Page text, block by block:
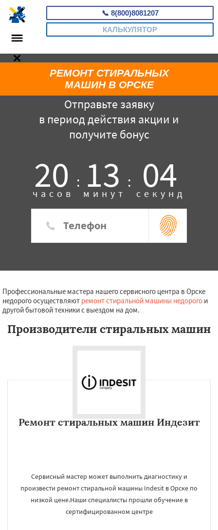
📞 8(800)8081207
КАЛЬКУЛЯТОР
Отправьте заявку
в период действия акции и
получите бонус
20 :
часов 13 :
минут 03
секунд
РЕМОНТ СТИРАЛЬНЫХ
МАШИН В ОРСКЕ
Профессиональные мастера нашего сервисного центра в Орске
недорого осуществляют ремонт стиральной машины недорого и
другой бытовой техники с выездом на дом.
Производители стиральных машин
Ремонт стиральных машин Индезит
Сервисный мастер может выполнить диагностику и
произвести ремонт стиральной машины Indesit в Орске по
низкой цене.Наши специалисты прошли обучение в
сертифицированном центре